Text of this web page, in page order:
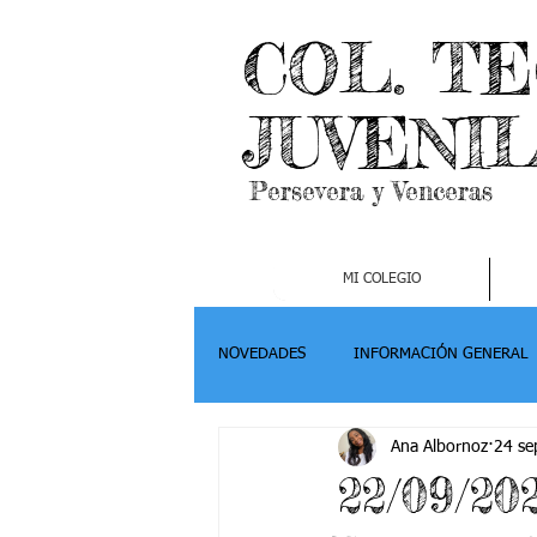
COL.
Persevera y Venceras
MI COLEGIO
NOVEDADES INFORMACIÓN GENERAL
Grado 3 Grado 4-
22/09/
Ana Albornoz 24